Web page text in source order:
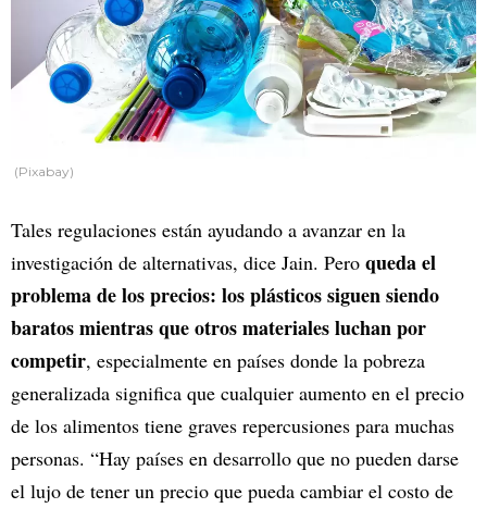
(Pixabay)
Tales regulaciones están ayudando a avanzar en la
investigación de alternativas, dice Jain. Pero queda el
problema de los precios: los plásticos siguen siendo
baratos mientras que otros materiales luchan por
competir, especialmente en países donde la pobreza
generalizada significa que cualquier aumento en el precio
de los alimentos tiene graves repercusiones para muchas
personas. “Hay países en desarrollo que no pueden darse
el lujo de tener un precio que pueda cambiar el costo de